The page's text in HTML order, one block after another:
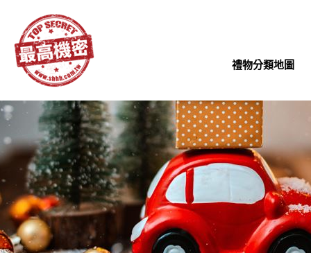
禮物分類地圖